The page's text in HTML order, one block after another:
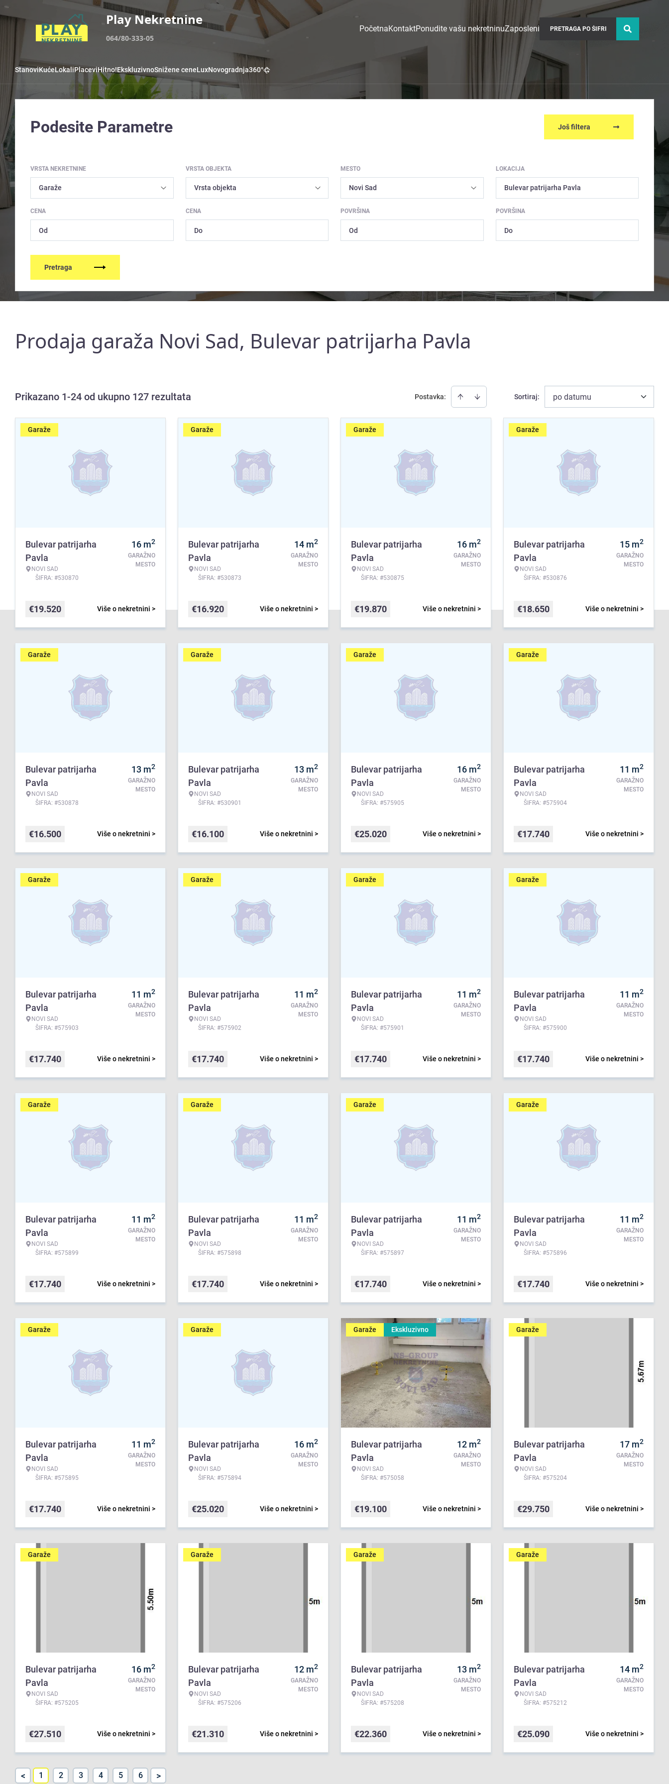
Play Nekretnine
064/80-333-05
PočetnaKontaktPonudite vašu nekretninuZaposleni
StanoviKućeLokaliPlaceviHitno!EkskluzivnoSnižene ceneLuxNovogradnja360°
Podesite Parametre Još filtera
VRSTA NEKRETNINE VRSTA OBJEKTA MESTO LOKACIJA
Bulevar patrijarha Pavla
CENA CENA POVRŠINA POVRŠINA
Pretraga
Prodaja garaža Novi Sad, Bulevar patrijarha Pavla
Prikazano 1-24 od ukupno 127 rezultata Postavka: Sortiraj: po datumu
Garaže
Bulevar patrijarha
Pavla
NOVI SAD
ŠIFRA: #530870
16 m2
GARAŽNO
MESTO
Više o nekretnini >
€19.520
Garaže
Bulevar patrijarha
Pavla
NOVI SAD
ŠIFRA: #530873
14 m2
GARAŽNO
MESTO
Više o nekretnini >
€16.920
Garaže
Bulevar patrijarha
Pavla
NOVI SAD
ŠIFRA: #530875
16 m2
GARAŽNO
MESTO
Više o nekretnini >
€19.870
Garaže
Bulevar patrijarha
Pavla
NOVI SAD
ŠIFRA: #530876
15 m2
GARAŽNO
MESTO
Više o nekretnini >
€18.650
Garaže
Bulevar patrijarha
Pavla
NOVI SAD
ŠIFRA: #530878
13 m2
GARAŽNO
MESTO
Više o nekretnini >
€16.500
Garaže
Bulevar patrijarha
Pavla
NOVI SAD
ŠIFRA: #530901
13 m2
GARAŽNO
MESTO
Više o nekretnini >
€16.100
Garaže
Bulevar patrijarha
Pavla
NOVI SAD
ŠIFRA: #575905
16 m2
GARAŽNO
MESTO
Više o nekretnini >
€25.020
Garaže
Bulevar patrijarha
Pavla
NOVI SAD
ŠIFRA: #575904
11 m2
GARAŽNO
MESTO
Više o nekretnini >
€17.740
Garaže
Bulevar patrijarha
Pavla
NOVI SAD
ŠIFRA: #575903
11 m2
GARAŽNO
MESTO
Više o nekretnini >
€17.740
Garaže
Bulevar patrijarha
Pavla
NOVI SAD
ŠIFRA: #575902
11 m2
GARAŽNO
MESTO
Više o nekretnini >
€17.740
Garaže
Bulevar patrijarha
Pavla
NOVI SAD
ŠIFRA: #575901
11 m2
GARAŽNO
MESTO
Više o nekretnini >
€17.740
Garaže
Bulevar patrijarha
Pavla
NOVI SAD
ŠIFRA: #575900
11 m2
GARAŽNO
MESTO
Više o nekretnini >
€17.740
Garaže
Bulevar patrijarha
Pavla
NOVI SAD
ŠIFRA: #575899
11 m2
GARAŽNO
MESTO
Više o nekretnini >
€17.740
Garaže
Bulevar patrijarha
Pavla
NOVI SAD
ŠIFRA: #575898
11 m2
GARAŽNO
MESTO
Više o nekretnini >
€17.740
Garaže
Bulevar patrijarha
Pavla
NOVI SAD
ŠIFRA: #575897
11 m2
GARAŽNO
MESTO
Više o nekretnini >
€17.740
Garaže
Bulevar patrijarha
Pavla
NOVI SAD
ŠIFRA: #575896
11 m2
GARAŽNO
MESTO
Više o nekretnini >
€17.740
Garaže
Bulevar patrijarha
Pavla
NOVI SAD
ŠIFRA: #575895
11 m2
GARAŽNO
MESTO
Više o nekretnini >
€17.740
Garaže
Bulevar patrijarha
Pavla
NOVI SAD
ŠIFRA: #575894
16 m2
GARAŽNO
MESTO
Više o nekretnini >
€25.020
Garaže Ekskluzivno
Bulevar patrijarha
Pavla
NOVI SAD
ŠIFRA: #575058
12 m2
GARAŽNO
MESTO
Više o nekretnini >
€19.100
Garaže
Bulevar patrijarha
Pavla
NOVI SAD
ŠIFRA: #575204
17 m2
GARAŽNO
MESTO
Više o nekretnini >
€29.750
Garaže
Bulevar patrijarha
Pavla
NOVI SAD
ŠIFRA: #575205
16 m2
GARAŽNO
MESTO
Više o nekretnini >
€27.510
Garaže
Bulevar patrijarha
Pavla
NOVI SAD
ŠIFRA: #575206
12 m2
GARAŽNO
MESTO
Više o nekretnini >
€21.310
Garaže
Bulevar patrijarha
Pavla
NOVI SAD
ŠIFRA: #575208
13 m2
GARAŽNO
MESTO
Više o nekretnini >
€22.360
Garaže
Bulevar patrijarha
Pavla
NOVI SAD
ŠIFRA: #575212
14 m2
GARAŽNO
MESTO
Više o nekretnini >
€25.090
< 1 2 3 4 5 6 >